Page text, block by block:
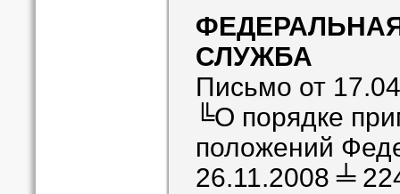
СЛУЖБА
Письмо от
╚О порядке
положений
26.11.2008 ╧